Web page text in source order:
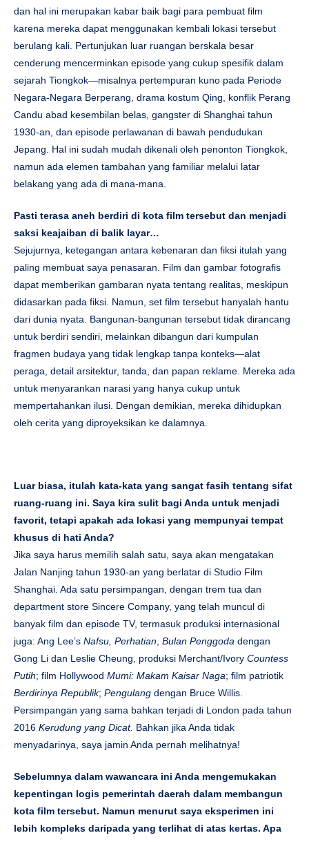
dan hal ini merupakan kabar baik bagi para pembuat film
karena mereka dapat menggunakan kembali lokasi tersebut
berulang kali. Pertunjukan luar ruangan berskala besar
cenderung mencerminkan episode yang cukup spesifik dalam
sejarah Tiongkok—misalnya pertempuran kuno pada Periode
Negara-Negara Berperang, drama kostum Qing, konflik Perang
Candu abad kesembilan belas, gangster di Shanghai tahun
1930-an, dan episode perlawanan di bawah pendudukan
Jepang. Hal ini sudah mudah dikenali oleh penonton Tiongkok,
namun ada elemen tambahan yang familiar melalui latar
belakang yang ada di mana-mana.
Pasti terasa aneh berdiri di kota film tersebut dan menjadi
saksi keajaiban di balik layar…
Sejujurnya, ketegangan antara kebenaran dan fiksi itulah yang
paling membuat saya penasaran. Film dan gambar fotografis
dapat memberikan gambaran nyata tentang realitas, meskipun
didasarkan pada fiksi. Namun, set film tersebut hanyalah hantu
dari dunia nyata. Bangunan-bangunan tersebut tidak dirancang
untuk berdiri sendiri, melainkan dibangun dari kumpulan
fragmen budaya yang tidak lengkap tanpa konteks—alat
peraga, detail arsitektur, tanda, dan papan reklame. Mereka ada
untuk menyarankan narasi yang hanya cukup untuk
mempertahankan ilusi. Dengan demikian, mereka dihidupkan
oleh cerita yang diproyeksikan ke dalamnya.
Luar biasa, itulah kata-kata yang sangat fasih tentang sifat
ruang-ruang ini. Saya kira sulit bagi Anda untuk menjadi
favorit, tetapi apakah ada lokasi yang mempunyai tempat
khusus di hati Anda?
Jika saya harus memilih salah satu, saya akan mengatakan
Jalan Nanjing tahun 1930-an yang berlatar di Studio Film
Shanghai. Ada satu persimpangan, dengan trem tua dan
department store Sincere Company, yang telah muncul di
banyak film dan episode TV, termasuk produksi internasional
juga: Ang Lee’s Nafsu, Perhatian, Bulan Penggoda dengan
Gong Li dan Leslie Cheung, produksi Merchant/Ivory Countess
Putih; film Hollywood Mumi: Makam Kaisar Naga; film patriotik
Berdirinya Republik; Pengulang dengan Bruce Willis.
Persimpangan yang sama bahkan terjadi di London pada tahun
2016 Kerudung yang Dicat. Bahkan jika Anda tidak
menyadarinya, saya jamin Anda pernah melihatnya!
Sebelumnya dalam wawancara ini Anda mengemukakan
kepentingan logis pemerintah daerah dalam membangun
kota film tersebut. Namun menurut saya eksperimen ini
lebih kompleks daripada yang terlihat di atas kertas. Apa